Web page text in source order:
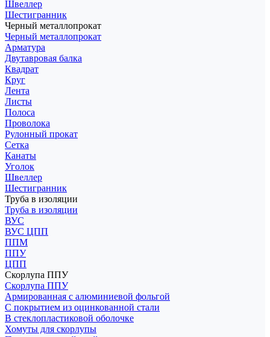
Швеллер
Шестигранник
Черный металлопрокат
Черный металлопрокат
Арматура
Двутавровая балка
Квадрат
Круг
Лента
Листы
Полоса
Проволока
Рулонный прокат
Сетка
Канаты
Уголок
Швеллер
Шестигранник
Труба в изоляции
Труба в изоляции
ВУС
ВУС ЦПП
ППМ
ППУ
ЦПП
Скорлупа ППУ
Скорлупа ППУ
Армированная с алюминиевой фольгой
С покрытием из оцинкованной стали
В стеклопластиковой оболочке
Хомуты для скорлупы